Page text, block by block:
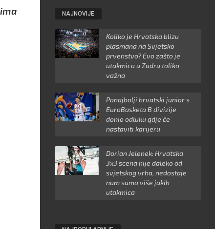
NAJNOVIJE
Koliko je Hrvatska blizu
plasmana na Svjetsko
prvenstvo? Evo zašto je
utakmica u Zadru toliko
važna
Ponajbolji hrvatski junior s
EuroBasketa B divizije
donio odluku gdje će
nastaviti karijeru
Dorian Jelenek: Hrvatska
3x3 scena nije daleko od
svjetskog vrha, nedostaje
nam samo više jakih
utakmica